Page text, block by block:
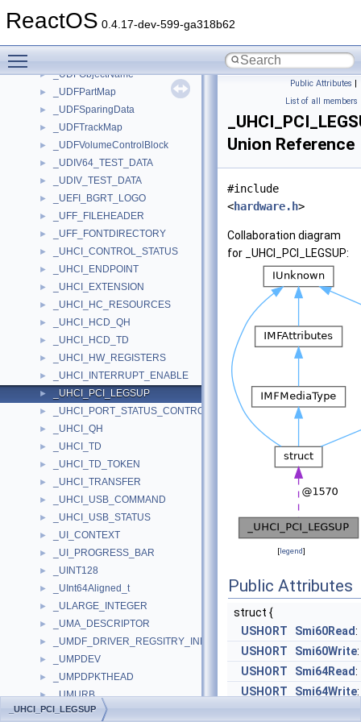
ReactOS 0.4.17-dev-599-ga318b62
► _UDFIrpContext
► _UDFObjectName
► _UDFPartMap
► _UDFSparingData
► _UDFTrackMap
► _UDFVolumeControlBlock
► _UDIV64_TEST_DATA
► _UDIV_TEST_DATA
► _UEFI_BGRT_LOGO
► _UFF_FILEHEADER
► _UFF_FONTDIRECTORY
► _UHCI_CONTROL_STATUS
► _UHCI_ENDPOINT
► _UHCI_EXTENSION
► _UHCI_HC_RESOURCES
► _UHCI_HCD_QH
► _UHCI_HCD_TD
► _UHCI_HW_REGISTERS
► _UHCI_INTERRUPT_ENABLE
► _UHCI_PCI_LEGSUP
► _UHCI_PORT_STATUS_CONTROL
► _UHCI_QH
► _UHCI_TD
► _UHCI_TD_TOKEN
► _UHCI_TRANSFER
► _UHCI_USB_COMMAND
► _UHCI_USB_STATUS
► _UI_CONTEXT
► _UI_PROGRESS_BAR
► _UINT128
► _UInt64Aligned_t
► _ULARGE_INTEGER
► _UMA_DESCRIPTOR
► _UMDF_DRIVER_REGSITRY_INFO
► _UMPDEV
► _UMPDPKTHEAD
► _UMURB
► _UMURB_BULK_OR_INTERRUPT_TRANSFER
Public Attributes |
List of all members
Union Reference
#include
<hardware.h>
Collaboration diagram
for _UHCI_PCI_LEGSUP:
[legend]
Public Attributes
struct {
USHORT
Smi60Read:
USHORT
Smi60Write
USHORT
Smi64Read:
USHORT
Smi64Write
_UHCI_PCI_LEGSUP